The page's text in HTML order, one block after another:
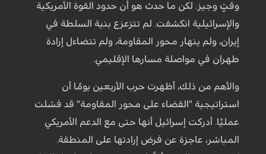
وقتٍ وجيز. لكن ما حدث هو أن حدود القوة الأمريكية
والإسرائيلية انكشفت. لم تتزعزع بنية السلطة في
إيران، ولم ينهار محور المقاومة، ولم تتضاءل إرادة
طهران في مواصلة مسارها الإقليمي.
والأهم من ذلك، أظهرت حرب الأربعين يومًا أن
استراتيجية "القضاء على محور المقاومة" قد فشلت
عمليًا. أدركت إسرائيل أنها حتى مع الدعم الأمريكي
المباشر، عاجزة عن فرض إرادتها على المنطقة.